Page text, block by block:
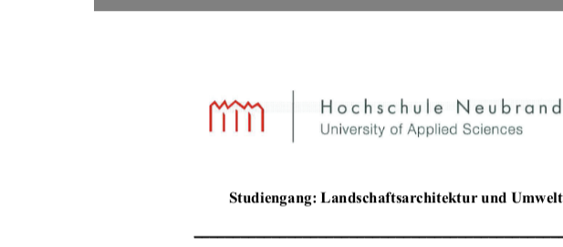
Studiengang: Landschaftsarchitektur und